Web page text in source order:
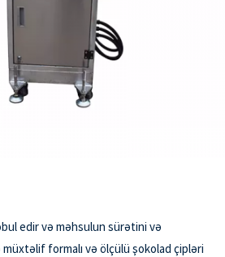
edir və məhsulun sürətini və
formalı və ölçülü şokolad çipləri